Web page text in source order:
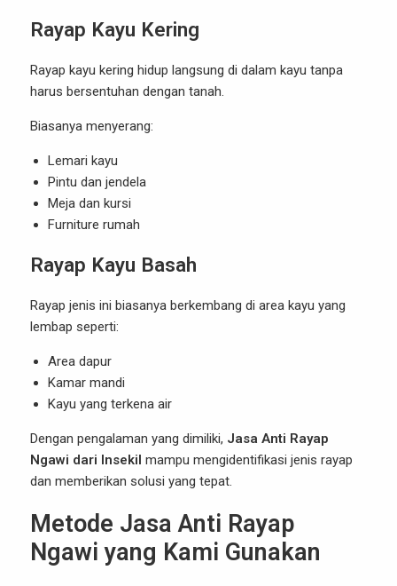
Rayap Kayu Kering
Rayap kayu kering hidup langsung di dalam kayu tanpa
harus bersentuhan dengan tanah.
Biasanya menyerang:
Lemari kayu
Pintu dan jendela
Meja dan kursi
Furniture rumah
Rayap Kayu Basah
Rayap jenis ini biasanya berkembang di area kayu yang
lembap seperti:
Area dapur
Kamar mandi
Kayu yang terkena air
Dengan pengalaman yang dimiliki, Jasa Anti Rayap
Ngawi dari Insekil mampu mengidentifikasi jenis rayap
dan memberikan solusi yang tepat.
Metode Jasa Anti Rayap
Ngawi yang Kami Gunakan